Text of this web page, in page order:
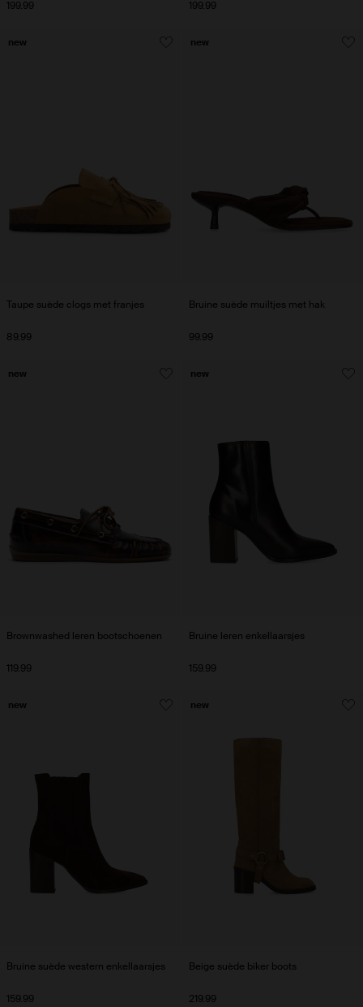
199.99 199.99
Taupe suède clogs met franjes
89.99
new
Bruine suède muiltjes met hak
99.99
new
Brownwashed leren bootschoenen
119.99
new
Bruine leren enkellaarsjes
159.99
new
Bruine suède western enkellaarsjes
159.99
new
Beige suède biker boots
219.99
new